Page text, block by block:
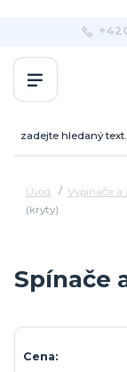
Úvod Vypínače a
(kryty)
Spínače
Cena: